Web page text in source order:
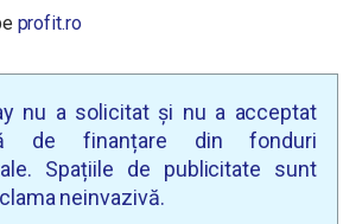
profit.ro
nu a solicitat și nu a acceptat
de finanțare din fonduri
Spațiile de publicitate sunt
neinvazivă.